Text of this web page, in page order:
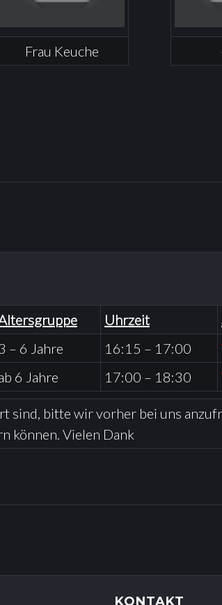
Frau Keuche
Uhrzeit
– 6 Jahre 16:15 – 17:00
6 Jahre 17:00 – 18:30
sind, bitte wir vorher bei uns
können. Vielen Dank
KONTAKT